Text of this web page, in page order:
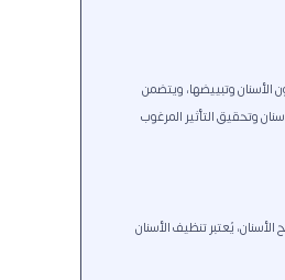
الأسنان وتبييضها، ويتضمن
وتحقيق التأثير المرغوب
يُعتبر تنظيف الأسنان